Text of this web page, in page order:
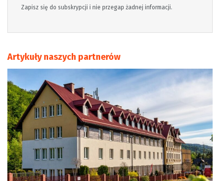
Zapisz się do subskrypcji i nie przegap żadnej informacji.
Artykuły naszych partnerów